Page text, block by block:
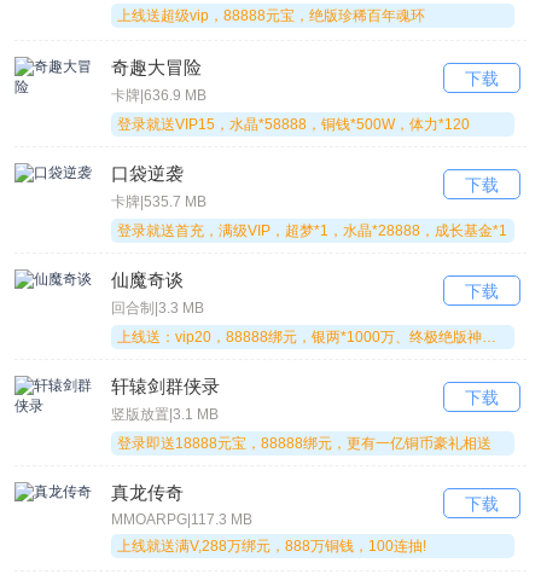
评语：上线满V17，500元充值礼包
一恋永恒
一恋永恒
评分：5分
MMOARPG
热度： 247763人下载
版本： 1.0.0.1
100.2 MB
安全下载
评语：上线即送超级VIP，绑定元宝88888，888万金币
猎妖
评分：5分
类型： MMOARPG
安全下载
上线送超级vip，88888元宝，绝版珍稀百年魂环
奇趣大冒险
卡牌|636.9 MB
登录就送VIP15，水晶*58888，铜钱*500W，体力*120
下载
口袋逆袭
卡牌|535.7 MB
登录就送首充，满级VIP，超梦*1，水晶*28888，成长基金*1
下载
仙魔奇谈
回合制|3.3 MB
上线送：vip20，88888绑元，银两*1000万、终极绝版神兽坐骑--夜光天猪
下载
轩辕剑群侠录
竖版放置|3.1 MB
登录即送18888元宝，88888绑元，更有一亿铜币豪礼相送
下载
真龙传奇
MMOARPG|117.3 MB
上线就送满V,288万绑元，888万铜钱，100连抽!
下载